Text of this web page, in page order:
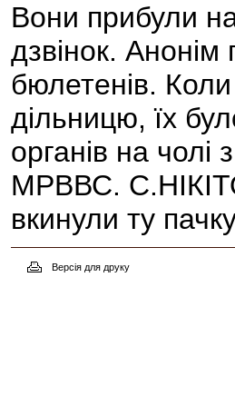
Вони прибули
дзвінок.
бюлетенів.
дільницю, їх
органів на чолі
МРВВС.
вкинули ту
Версія для друку